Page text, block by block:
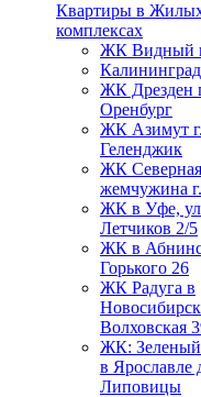
Квартиры в
комплексах
ЖК Видный
Калининград
ЖК Дрезден
Оренбург
ЖК Азимут г.
Геленджик
ЖК Северная
жемчужина
ЖК в Уфе,
Летчиков 2/5
ЖК в
Горького 26
ЖК Радуга в
Волховская
ЖК: Зеленый
в Ярославле
Липовицы